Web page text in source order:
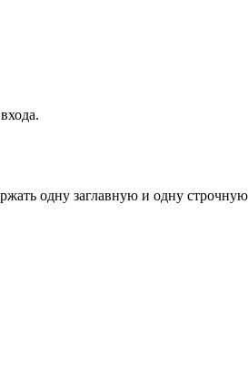
одну заглавную и одну